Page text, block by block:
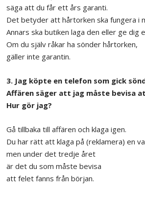
säga att du får ett års garanti.
Det betyder att hårtorken ska fungera i
Annars ska butiken laga den eller ge dig
Om du själv råkar ha sönder hårtorken,
gäller inte garantin.
3. Jag köpte en telefon som gick
Affären säger att jag måste bevisa
Hur gör jag?
Gå tillbaka till affären och klaga igen.
Du har rätt att klaga på (reklamera) en
men under det tredje året
är det du som måste bevisa
att felet fanns från början.